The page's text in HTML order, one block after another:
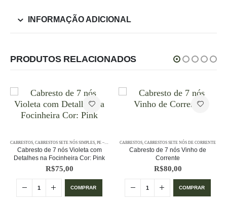
INFORMAÇÃO ADICIONAL
PRODUTOS RELACIONADOS
CABRESTOS CABRESTOS SETE NÓS SIMPLES PE – CABRESTOS ,PE – CABRESTOS - 7 NÓS SIMPLES
Cabresto de 7 nós Violeta com
Detalhes na Focinheira Cor: Pink
R$75,00
COMPRAR
CABRESTOS CABRESTOS SETE NÓS DE CORRENTE
Cabresto de 7 nós Vinho de
Corrente
R$80,00
COMPRAR